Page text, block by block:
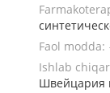
Faol modda:
Ishlab
Швейцария